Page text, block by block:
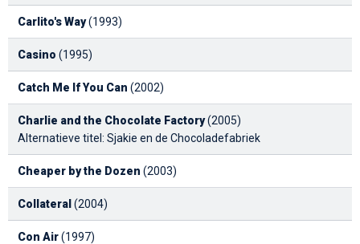
Carlito's Way(1993)
Casino (1995)
Catch Me If You Can (2002)
Charlie and the Chocolate Factory(2005)
Alternatieve titel: Sjakie en de Chocoladefabriek
Cheaper by the Dozen (2003)
Collateral (2004)
Con Air(1997)